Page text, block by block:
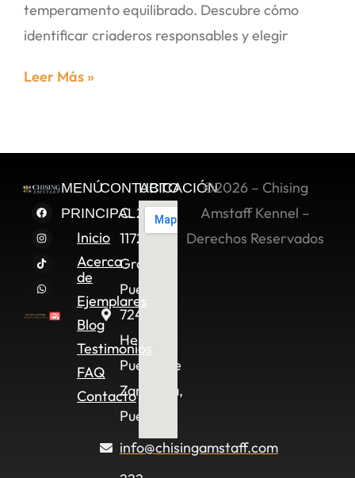
temperamento equilibrado. Descubre cómo
identificar criaderos responsables y elegir
Leer Más »
MENÚ
PRINCIPAL
Inicio
Acerca
de
Ejemplares
Blog
Testimonios
FAQ
Contacto
CONTACTO
C. 2 Sur
11722,
Granjas
Puebla,
72490
Heroica
Puebla de
Zaragoza,
Pue.
info@chisingamstaff.com
UBICACIÓN©2026 – Chising
Amstaff Kennel –
Derechos Reservados